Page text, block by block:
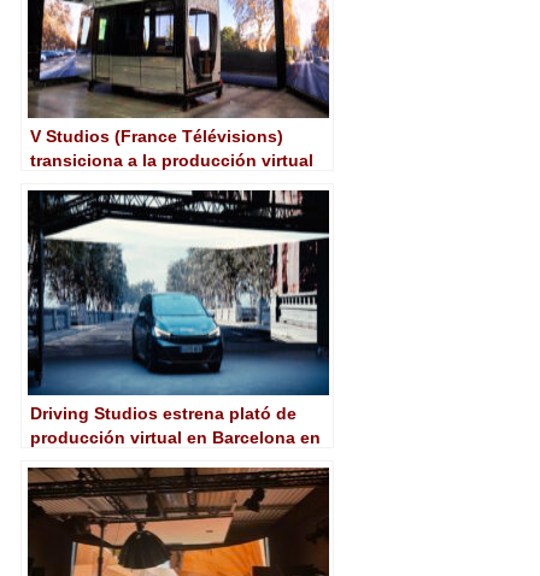
V Studios (France Télévisions)
transiciona a la producción virtual
Driving Studios estrena plató de
producción virtual en Barcelona en